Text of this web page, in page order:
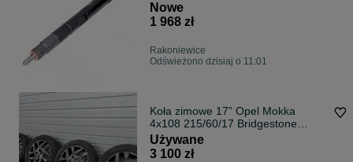
Nowe
1 968 zł
Rakoniewice
Odświeżono dzisiaj o 11:01
Koła zimowe 17” Opel Mokka
4x108 215/60/17 Bridgestone
2022R
Używane
3 100 zł